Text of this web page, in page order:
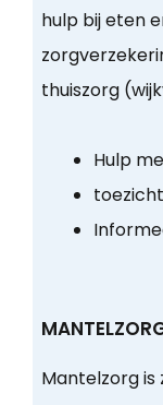
hulp bij eten
thuiszorg
Hulp
Mantelzorg is